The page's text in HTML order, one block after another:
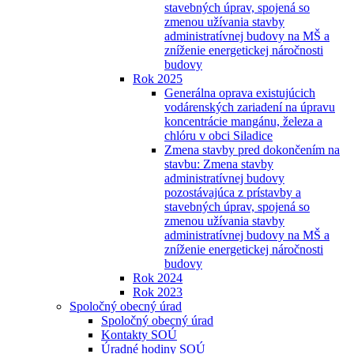
stavebných úprav, spojená so
zmenou užívania stavby
administratívnej budovy na MŠ a
zníženie energetickej náročnosti
budovy
Rok 2025
Generálna oprava existujúcich
vodárenských zariadení na úpravu
koncentrácie mangánu, železa a
chlóru v obci Siladice
Zmena stavby pred dokončením na
stavbu: Zmena stavby
administratívnej budovy
pozostávajúca z prístavby a
stavebných úprav, spojená so
zmenou užívania stavby
administratívnej budovy na MŠ a
zníženie energetickej náročnosti
budovy
Rok 2024
Rok 2023
Spoločný obecný úrad
Spoločný obecný úrad
Kontakty SOÚ
Úradné hodiny SOÚ